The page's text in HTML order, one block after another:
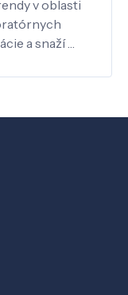
v oblasti
a snaží …